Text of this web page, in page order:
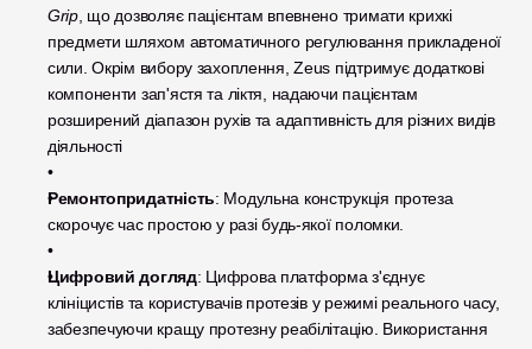
Grip, що дозволяє пацієнтам впевнено тримати крихкі
предмети шляхом автоматичного регулювання прикладеної
сили. Окрім вибору захоплення, Zeus підтримує додаткові
компоненти зап'ястя та ліктя, надаючи пацієнтам
розширений діапазон рухів та адаптивність для різних видів
діяльності
Ремонтопридатність: Модульна конструкція протеза
скорочує час простою у разі будь-якої поломки.
Цифровий догляд: Цифрова платформа з'єднує
клініцистів та користувачів протезів у режимі реального часу,
забезпечуючи кращу протезну реабілітацію. Використання